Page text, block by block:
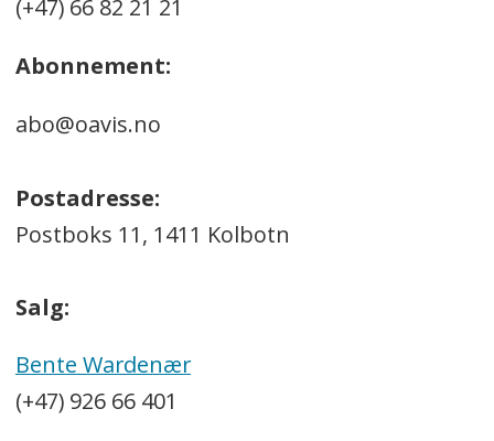
(+47) 66 82 21 21
Abonnement:
abo@oavis.no
Postadresse:
Postboks 11, 1411 Kolbotn
Salg:
Bente Wardenær
(+47) 926 66 401